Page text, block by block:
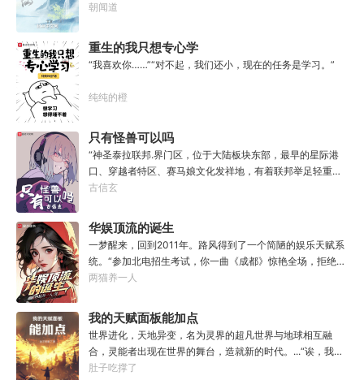
自己便能得到额外奖励。收获剑草一株，获得剑丸一枚。收
焰丹丹方一张。……从此，他便安分守住自家灵田，坐看修
行界风起云涌，沧海桑田。“什么切磋斗法，秘境探索，寻仙
缘，得法宝……通通与我无关！”“我只想安安静静的种田。”
朝闻道
重生的我只想专心学
习
“我喜欢你……”“对不起，我们还小，现在的任务是学习。”
纯纯的橙
只有怪兽可以吗
“神圣泰拉联邦.界门区，位于大陆板块东部，最早的星际港
口、穿越者特区、赛马娘文化发祥地，有着联邦举足轻重的
经济地位与社会影响力，大家还记得这份考点么？”“老师，
愉快地告知各位一件事，你们的时事政治将增加一串新的考
点，或许再过两年还会编入历史教材，不过那就不是各位需
要担心的事了。”“啊？”“怪兽宣传特区——这是界门区即将
获得的新称谓，也是今年的新考点。”“至于造就并推进这项
新政策的形象代言人，既是我的学生，也是各位的学长，换
事顺心的那位？”“没错，奥默.林顿，林顿事务所的所长、中
央特雷森的名训练员、黑暗反派系外观第33届冠军得主——
当然，他不爱听最后这个头衔。值得一提的是……他到现在
也总是不顺心。”“因为最近老有人在他事务所咨询赛马娘的
古信玄
华娱顶流的诞生
一梦醒来，回到2011年。路风得到了一个简陋的娱乐天赋系
统。“参加北电招生考试，你一曲《成都》惊艳全场，拒绝蜜
姐邀请，发疯苦学备战高考，以专业第一名入学，恭喜你，
想窒息，带资进组，截胡男一号，与狮姐疯狂炒CP，成功登
顶周票房冠军，恭喜你，获得了【张震的卓越气质】”……什
么是顶流？永争第一，绝不服输！强大的人气，恐怖的票
房，无敌的收视率，踏着无数对手铸就威名，颜值与才华并
存，真实不做作，拥有一个广为流传的爱恨恩怨故事。十年
两猫养一人
我的天赋面板能加点
世界进化，天地异变，名为灵界的超凡世界与地球相互融
合，灵能者出现在世界的舞台，造就新的时代。...“诶，我这
天赋面板下面怎么有个加号？”“来都来了，不点一下试
肚子吃撑了